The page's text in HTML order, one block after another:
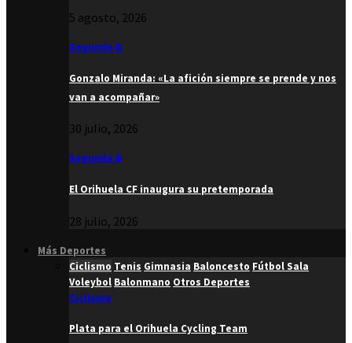
5 agosto, 2026
Segunda B
Gonzalo Miranda: «La afición siempre se prende y nos
van a acompañar»
30 julio, 2026
Segunda B
El Orihuela CF inaugura su pretemporada
28 julio, 2026
Más Deportes
Ciclismo Tenis Gimnasia Baloncesto Fútbol Sala
Voleybol Balonmano Otros Deportes
Ciclismo
Plata para el Orihuela Cycling Team